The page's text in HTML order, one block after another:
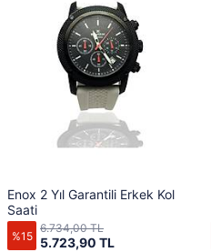
Enox 2 Yıl Garantili Erkek Kol
Saati
%15 5.723,90 TL
6.734,00 TL